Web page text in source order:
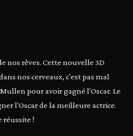
nos rêves. Cette nouvelle 3D
nos cerveaux, c'est pas mal
pour avoir gagné l'Oscar. Le
l'Oscar de la meilleure actrice.
réussite !